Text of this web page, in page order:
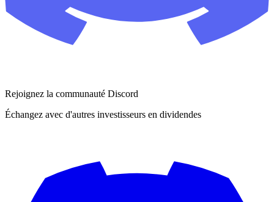
Rejoignez la communauté Discord
Échangez avec d'autres investisseurs en dividendes